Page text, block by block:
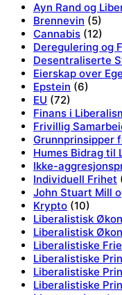
Ayn Rand og
Brennevin (5)
Cannabis (12)
Deregulering og
Desentraliserte
Eierskap over
Epstein (6)
EU (72)
Finans i
Frivillig
Grunnprinsipper
Humes Bidrag til
Ikke-
Individuell Frihet
John Stuart Mill
Krypto (10)
Liberalistisk
Liberalistisk
Liberalistiske
Liberalistiske
Liberalistiske
Liberalistiske